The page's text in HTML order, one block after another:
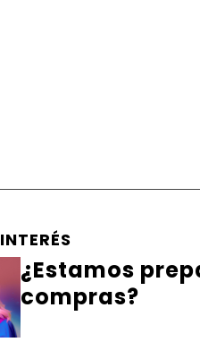
¿Estamos
compras?